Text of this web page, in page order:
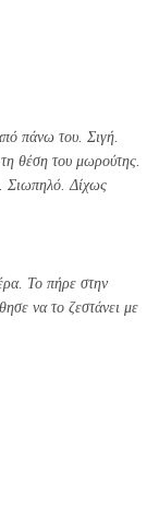
πάνω του. Σιγή.
θέση του μωρούτης.
Σιωπηλό. Δίχως
Το πήρε στην
να το ζεστάνει με